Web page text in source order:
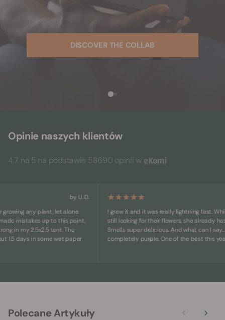
DISCOVER THE COLLAB
Opinie naszych klientów
4.7 na 5 na podstawie 58690 opinii w
by U. D.
any plant, let alone
mistakes up to this point,
my 2.5x2.5 tent. The
days in some wet paper
I grew it and it was really lightning fast. While
still looking for their flowers, she already has big
Smells super delicious. And what can I say...
completely purple. One of the best this year.
Polecane Artykuły